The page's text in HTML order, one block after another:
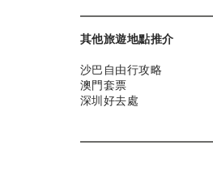
其他旅遊地點推介
沙巴自由行攻略
澳門套票
深圳好去處